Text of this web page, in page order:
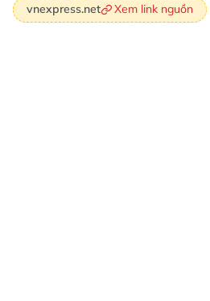
vnexpress.net Xem link nguồn